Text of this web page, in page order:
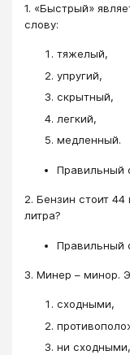
1. «Быстрый»
слову:
тяжелый,
упругий,
скрытный,
легкий,
медленный.
Правильный
2. Бензин стоит 44
литра?
Правильный
3. Минер – минор.
сходными,
ни